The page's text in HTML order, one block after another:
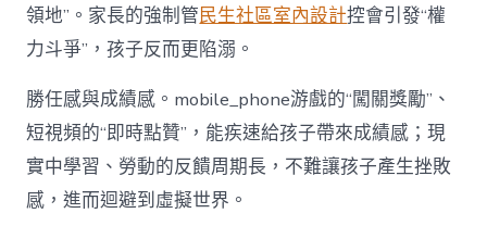
領地”。家長的強制管民生社區室內設計控會引發“權
力斗爭”，孩子反而更陷溺。
勝任感與成績感。mobile_phone游戲的“闖關獎勵”、
短視頻的“即時點贊”，能疾速給孩子帶來成績感；現
實中學習、勞動的反饋周期長，不難讓孩子產生挫敗
感，進而迴避到虛擬世界。